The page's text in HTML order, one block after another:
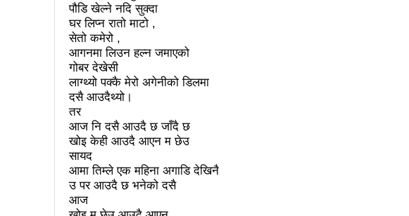
राजश्व संकलनमा करिब १७ प्रतशितले वृद्धि
कीर्तिपुरलाई नेपालकै नमूना नगर बनाउने मेरो योजना छ-
उपनिर्वाचन: ३१ जनाको उम्मेदवारी फिर्ता, रुकुमपूर्वमा
पौडि खेल्ने नदि सुक्दा
घर लिप्न रातो माटो ,
सेतो कमेरो ,
आगनमा लिउन हल्न जमाएको
गोबर देखेसी
लाग्थ्यो पक्कै मेरो अगेनीको डिलमा
दसै आउदैथ्यो।
तर
आज नि दसै आउदै छ जाँदै छ
खोइ केही आउदै आएन म छेउ
सायद
आमा तिम्ले एक महिना अगाडि देखिनै
उ पर आउदै छ भनेको दसै
आज